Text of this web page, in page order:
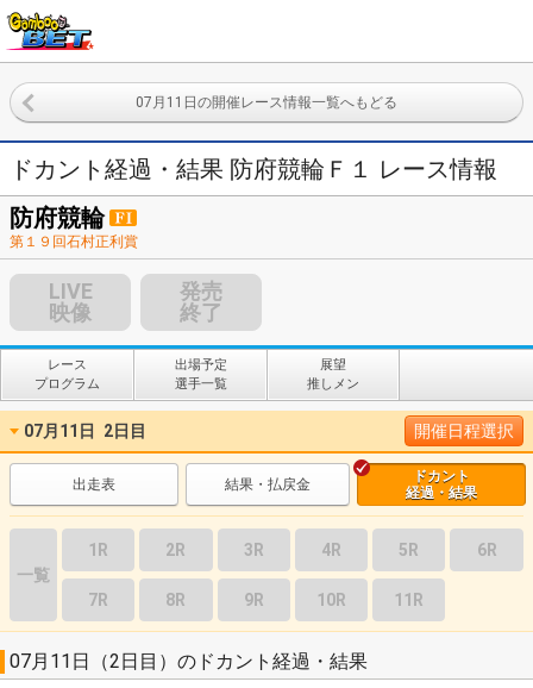
07月11日の開催レース情報一覧へもどる
ドカント経過・結果 防府競輪Ｆ１ レース情報
防府競輪
第１９回石村正利賞
LIVE
映像
発売
終了
レース
プログラム
出場予定
選手一覧
展望
推しメン
07月11日 2日目 開催日程選択
出走表 結果・払戻金
ドカント
経過・結果
一覧
1R 2R 3R 4R 5R 6R
7R 8R 9R 10R 11R
07月11日（2日目）のドカント経過・結果